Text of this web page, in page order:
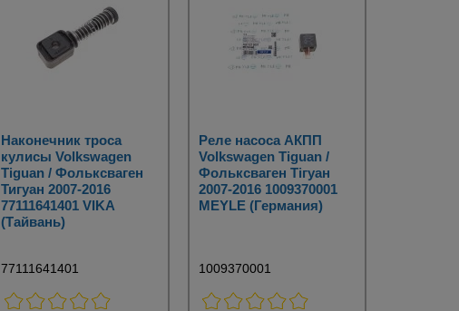
Наконечник троса
кулисы Volkswagen
Tiguan / Фольксваген
Тигуан 2007-2016
77111641401 VIKA
(Тайвань)
77111641401
Реле насоса АКПП
Volkswagen Tiguan /
Фольксваген Тігуан
2007-2016 1009370001
MEYLE (Германия)
1009370001